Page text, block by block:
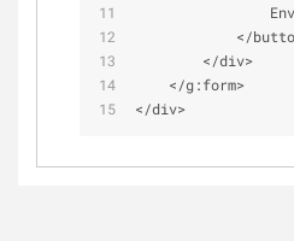
</
</div>
</g:form>
</div>